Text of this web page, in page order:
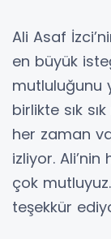
Ali Asaf
en büyük
mutluluğunu
birlikte sık
her zaman
izliyor.
çok
teşekkür